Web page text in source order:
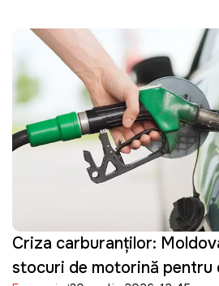
Criza carburanților:
stocuri de motorină pentru